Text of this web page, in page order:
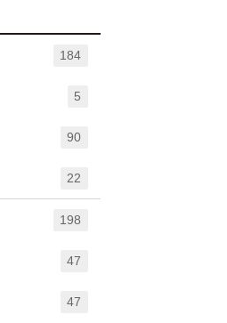
184
5
90
22
198
47
47